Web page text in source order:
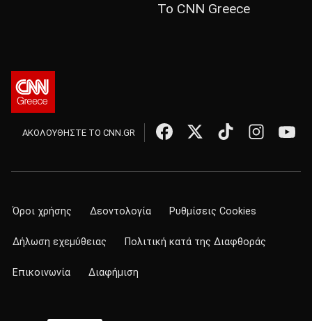
Το CNN Greece
ΑΚΟΛΟΥΘΗΣΤΕ ΤΟ CNN.GR
Όροι χρήσης Δεοντολογία Ρυθμίσεις Cookies
Δήλωση εχεμύθειας Πολιτική κατά της Διαφθοράς
Επικοινωνία Διαφήμιση